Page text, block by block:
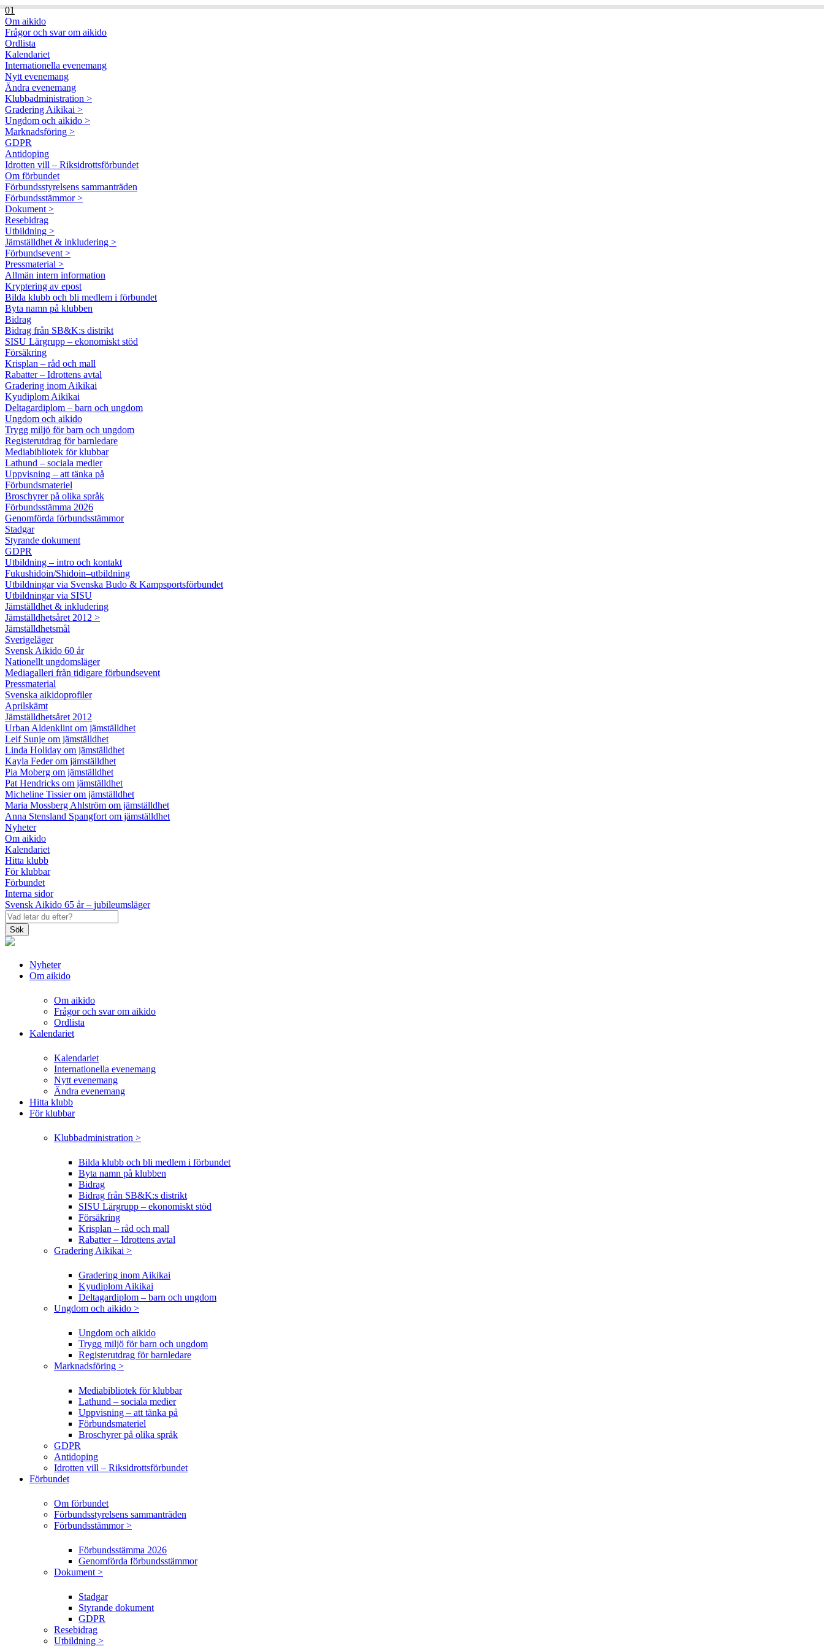
01
Om aikido
Frågor och svar om aikido
Ordlista
Kalendariet
Internationella evenemang
Nytt evenemang
Ändra evenemang
Klubbadministration >
Gradering Aikikai >
Ungdom och aikido >
Marknadsföring >
GDPR
Antidoping
Idrotten vill – Riksidrottsförbundet
Om förbundet
Förbundsstyrelsens sammanträden
Förbundsstämmor >
Dokument >
Resebidrag
Utbildning >
Jämställdhet & inkludering >
Förbundsevent >
Pressmaterial >
Allmän intern information
Kryptering av epost
Bilda klubb och bli medlem i förbundet
Byta namn på klubben
Bidrag
Bidrag från SB&K:s distrikt
SISU Lärgrupp – ekonomiskt stöd
Försäkring
Krisplan – råd och mall
Rabatter – Idrottens avtal
Gradering inom Aikikai
Kyudiplom Aikikai
Deltagardiplom – barn och ungdom
Ungdom och aikido
Trygg miljö för barn och ungdom
Registerutdrag för barnledare
Mediabibliotek för klubbar
Lathund – sociala medier
Uppvisning – att tänka på
Förbundsmateriel
Broschyrer på olika språk
Förbundsstämma 2026
Genomförda förbundsstämmor
Stadgar
Styrande dokument
GDPR
Utbildning – intro och kontakt
Fukushidoin/Shidoin–utbildning
Utbildningar via Svenska Budo & Kampsportsförbundet
Utbildningar via SISU
Jämställdhet & inkludering
Jämställdhetsåret 2012 >
Jämställdhetsmål
Sverigeläger
Svensk Aikido 60 år
Nationellt ungdomsläger
Mediagalleri från tidigare förbundsevent
Pressmaterial
Svenska aikidoprofiler
Aprilskämt
Jämställdhetsåret 2012
Urban Aldenklint om jämställdhet
Leif Sunje om jämställdhet
Linda Holiday om jämställdhet
Kayla Feder om jämställdhet
Pia Moberg om jämställdhet
Pat Hendricks om jämställdhet
Micheline Tissier om jämställdhet
Maria Mossberg Ahlström om jämställdhet
Anna Stensland Spangfort om jämställdhet
Nyheter
Om aikido
Kalendariet
Hitta klubb
För klubbar
Förbundet
Interna sidor
Svensk Aikido 65 år – jubileumsläger
Sök
Nyheter
Om aikido
Om aikido
Frågor och svar om aikido
Ordlista
Kalendariet
Kalendariet
Internationella evenemang
Nytt evenemang
Ändra evenemang
Hitta klubb
För klubbar
Klubbadministration >
Bilda klubb och bli medlem i förbundet
Byta namn på klubben
Bidrag
Bidrag från SB&K:s distrikt
SISU Lärgrupp – ekonomiskt stöd
Försäkring
Krisplan – råd och mall
Rabatter – Idrottens avtal
Gradering Aikikai >
Gradering inom Aikikai
Kyudiplom Aikikai
Deltagardiplom – barn och ungdom
Ungdom och aikido >
Ungdom och aikido
Trygg miljö för barn och ungdom
Registerutdrag för barnledare
Marknadsföring >
Mediabibliotek för klubbar
Lathund – sociala medier
Uppvisning – att tänka på
Förbundsmateriel
Broschyrer på olika språk
GDPR
Antidoping
Idrotten vill – Riksidrottsförbundet
Förbundet
Om förbundet
Förbundsstyrelsens sammanträden
Förbundsstämmor >
Förbundsstämma 2026
Genomförda förbundsstämmor
Dokument >
Stadgar
Styrande dokument
GDPR
Resebidrag
Utbildning >